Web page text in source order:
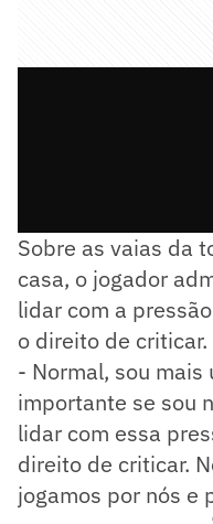
Sobre as vaias da
casa, o jogador
lidar com a
o direito de criticar.
- Normal, sou mais
importante se sou
lidar com essa
direito de criticar.
jogamos por nós e